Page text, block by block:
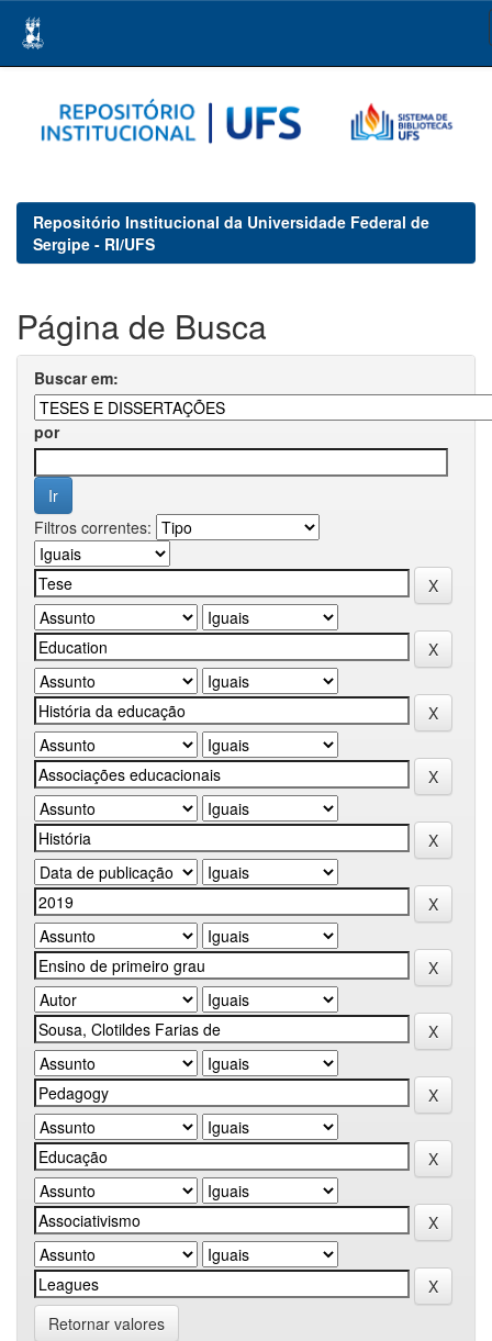
navigation
Repositório Institucional da Universidade Federal de
Sergipe - RI/UFS
Página de Busca
Buscar em:
por
Filtros correntes:
Retornar valores